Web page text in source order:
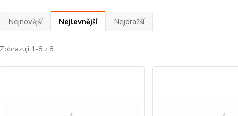
Nejnovější Nejlevnější Nejdražší
Zobrazuji 1-8 z 8